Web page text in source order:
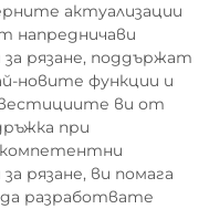
актуализации
напредничави
рязане, поддържат
новите функции и
ви от
при
рязане, ви помага
разработвате